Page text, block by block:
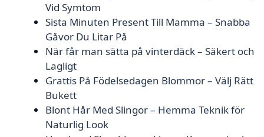
Vid Symtom
Sista Minuten Present Till Mamma – Snabba
Gåvor Du Litar På
När får man sätta på vinterdäck – Säkert och
Lagligt
Grattis På Födelsedagen Blommor – Välj Rätt
Bukett
Blont Hår Med Slingor – Hemma Teknik för
Naturlig Look